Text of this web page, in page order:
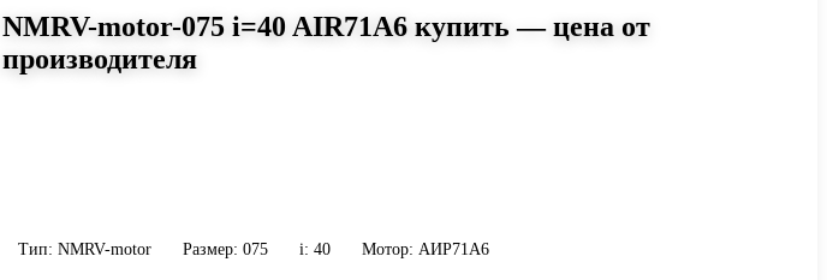
NMRV-motor-075 i=40 AIR71A6 купить — цена от
производителя
Тип: NMRV-motor Размер: 075 i: 40 Мотор: АИР71A6